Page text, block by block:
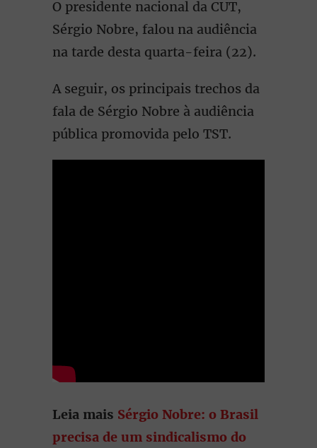
O presidente nacional da CUT,
Sérgio Nobre, falou na audiência
na tarde desta quarta-feira (22).
A seguir, os principais trechos da
fala de Sérgio Nobre à audiência
pública promovida pelo TST.
Leia mais Sérgio Nobre: o Brasil
precisa de um sindicalismo do